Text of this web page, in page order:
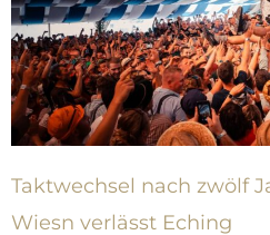
Taktwechsel nach zwölf
Wiesn verlässt Eching